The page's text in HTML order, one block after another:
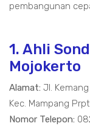
pembangunan
1. Ahli
Mojokerto
Alamat: Jl.
Kec. Mampang
Nomor Telepon: